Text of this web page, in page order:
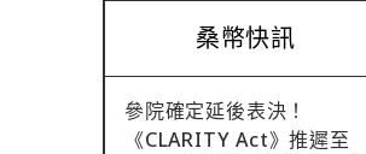
桑幣快訊
參院確定延後表決！
《CLARITY Act》推遲至